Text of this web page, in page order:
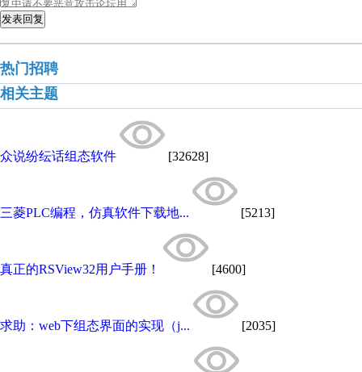
发表回复
热门招聘
相关主题
众说纷纭话组态软件 [32628]
三菱PLC编程，仿真软件下载地... [5213]
真正的RSView32用户手册！ [4600]
求助：web下组态界面的实现（j... [2035]